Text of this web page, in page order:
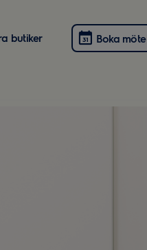
butiker Boka möte